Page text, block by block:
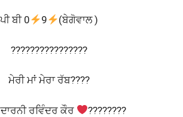
ਪੀ ਬੀ 0 9 (ਬੇਗੋਵਾਲ )
????????????????
ਮੇਰੀ ਮਾਂ ਮੇਰਾ ਰੱਬ????
ਰਵਿੰਦਰ ਕੌਰ ????????